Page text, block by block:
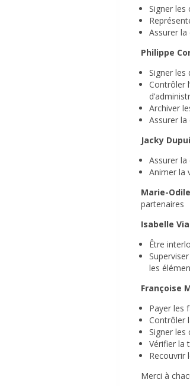
Signer les
Assurer
Philippe
Signer les
Contrôler
Archiver
Assurer la
Jacky
Assurer
Animer la
Marie-
partenaires
Isabelle
Être
les
Françoise
Payer les
Contrôler
Signer
Vérifier la
Recouvrir
Merci à